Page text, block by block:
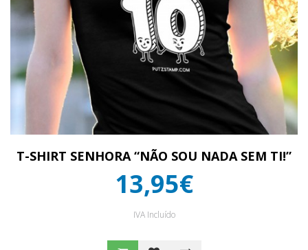
T-SHIRT SENHORA “NÃO SOU NADA SEM TI!”
13,95€
IVA Incluído